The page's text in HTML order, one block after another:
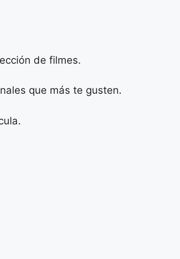
de filmes.
que más te gusten.